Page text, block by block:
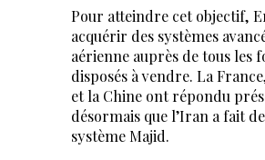
Pour atteindre cet objectif,
acquérir des systèmes
aérienne auprès de tous les
disposés à vendre. La
et la Chine ont répondu
désormais que l’Iran a fait
système Majid.